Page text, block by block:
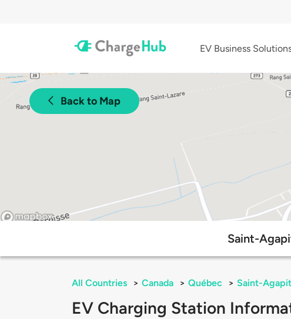
EV Business
Back to Map
Saint-
All Countries > Canada > Québec > Saint-Agapit
EV Charging Station